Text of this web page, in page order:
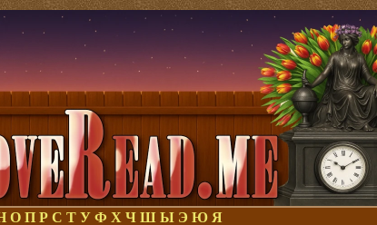
О П Р С Т У Ф Х Ч Ш Ы Э Ю Я